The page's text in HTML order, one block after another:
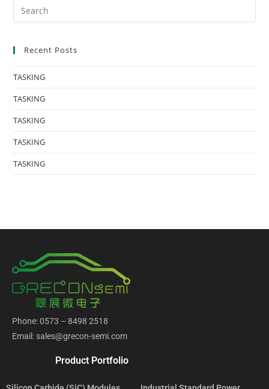
Recent Posts
TASKING
TASKING
TASKING
TASKING
TASKING
Phone: 0573 – 8498 2518
Email: sales@grecon-semi.com
Product Portfolio